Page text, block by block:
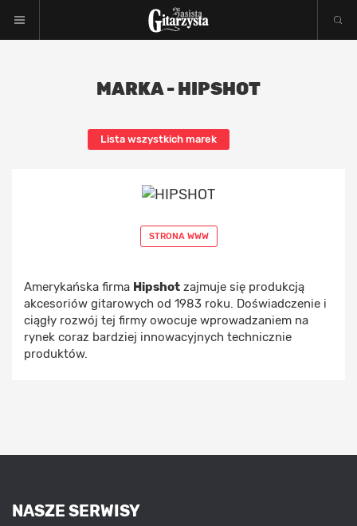
MARKA - HIPSHOT
Lista wszystkich marek
STRONA WWW
Amerykańska firma Hipshot zajmuje się produkcją
akcesoriów gitarowych od 1983 roku. Doświadczenie i
ciągły rozwój tej firmy owocuje wprowadzaniem na
rynek coraz bardziej innowacyjnych technicznie
produktów.
NASZE SERWISY